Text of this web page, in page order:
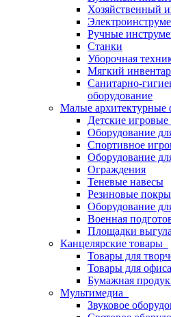
Хозяйственный
Ручные
Станки
Уборочная
Мягкий
Санитарно-
оборудование
Малые
Детские
Оборудование
Спортивное
Оборудование
Ограждения
Теневые навесы
Резиновые
Оборудование
Военная
Площадки
Канцелярские товары
Товары для
Товары для офиса
Бумажная
Мультимедиа
Звуковое